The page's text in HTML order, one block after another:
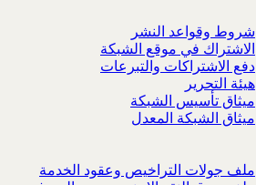
شروط وقواعد النشر
الاشتراك في موقع الشبكة
دفع الاشتراكات والتبرعات
هيئة التحرير
ميثاق تأسيس الشبكة
ميثاق الشبكة المعدل
ملف جولات التراخيص وعقود الخدمة